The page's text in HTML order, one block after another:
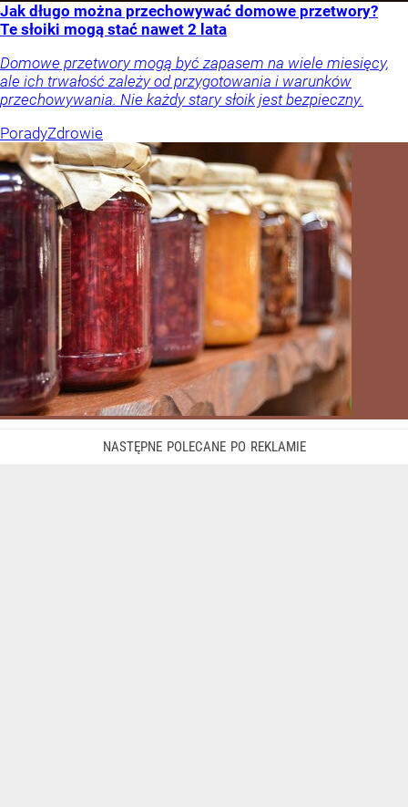
Jak długo można przechowywać domowe przetwory?
Te słoiki mogą stać nawet 2 lata
Domowe przetwory mogą być zapasem na wiele miesięcy,
ale ich trwałość zależy od przygotowania i warunków
przechowywania. Nie każdy stary słoik jest bezpieczny.
PoradyZdrowie